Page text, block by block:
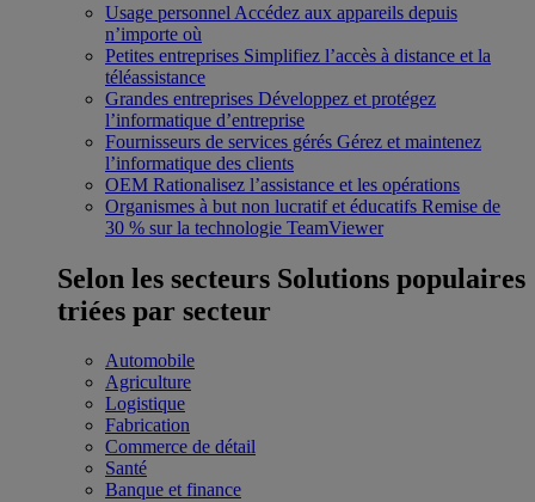
Usage personnel Accédez aux appareils depuis
n’importe où
Petites entreprises Simplifiez l’accès à distance et la
téléassistance
Grandes entreprises Développez et protégez
l’informatique d’entreprise
Fournisseurs de services gérés Gérez et maintenez
l’informatique des clients
OEM Rationalisez l’assistance et les opérations
Organismes à but non lucratif et éducatifs Remise de
30 % sur la technologie TeamViewer
Selon les secteurs Solutions populaires
triées par secteur
Automobile
Agriculture
Logistique
Fabrication
Commerce de détail
Santé
Banque et finance